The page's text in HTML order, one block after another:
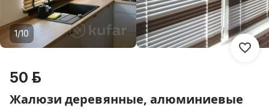
1/10
50 р.
Жалюзи деревянные, алюминиевые